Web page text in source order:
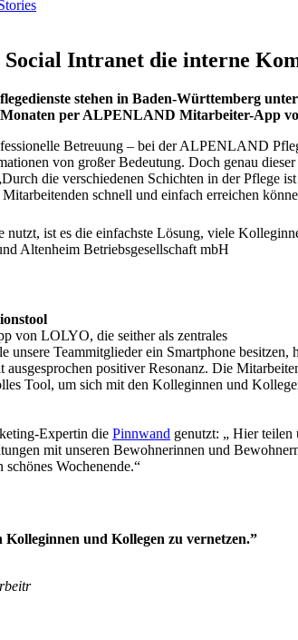
Intranet die interne
stehen in Baden-Württemberg
Monaten per ALPENLAND Mitarbeiter-App
Betreuung – bei der ALPENLAND
von großer Bedeutung. Doch genau
die verschiedenen Schichten in der Pflege
schnell und einfach erreichen
von LOLYO, die seither als zentrales
Teammitglieder ein Smartphone besitzen,
positiver Resonanz. Die
Tool, um sich mit den Kolleginnen und
Expertin die Pinnwand genutzt: „ Hier teilen
mit unseren Bewohnerinnen und
Wochenende.“
Kolleginnen und Kollegen zu vernetzen.”
r